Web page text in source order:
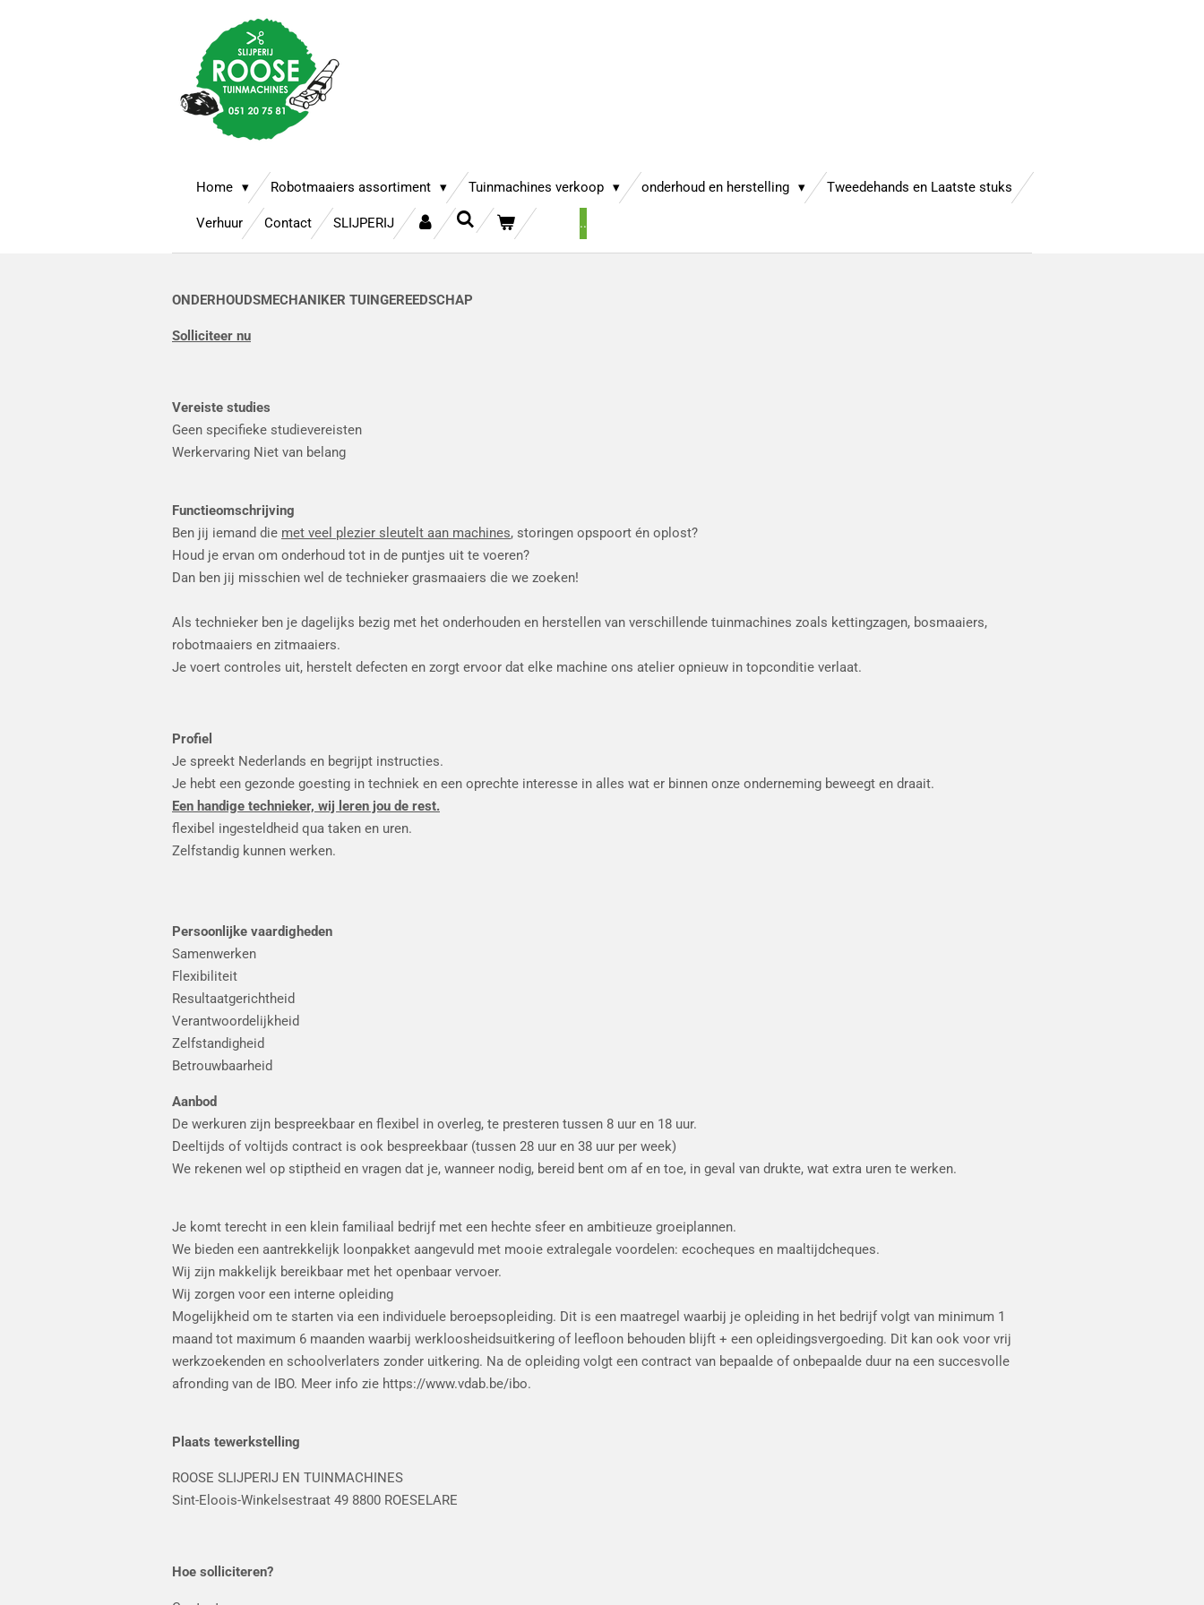
Home Robotmaaiers assortiment Tuinmachines verkoop onderhoud en herstelling Tweedehands en Laatste stuks
Verhuur Contact SLIJPERIJ ..
ONDERHOUDSMECHANIKER TUINGEREEDSCHAP
Solliciteer nu
Vereiste studies
Geen specifieke studievereisten
Werkervaring Niet van belang
Functieomschrijving
Ben jij iemand die met veel plezier sleutelt aan machines, storingen opspoort én oplost?
Houd je ervan om onderhoud tot in de puntjes uit te voeren?
Dan ben jij misschien wel de technieker grasmaaiers die we zoeken!
Als technieker ben je dagelijks bezig met het onderhouden en herstellen van verschillende tuinmachines zoals kettingzagen, bosmaaiers,
robotmaaiers en zitmaaiers.
Je voert controles uit, herstelt defecten en zorgt ervoor dat elke machine ons atelier opnieuw in topconditie verlaat.
Profiel
Je spreekt Nederlands en begrijpt instructies.
Je hebt een gezonde goesting in techniek en een oprechte interesse in alles wat er binnen onze onderneming beweegt en draait.
Een handige technieker, wij leren jou de rest.
flexibel ingesteldheid qua taken en uren.
Zelfstandig kunnen werken.
Persoonlijke vaardigheden
Samenwerken
Flexibiliteit
Resultaatgerichtheid
Verantwoordelijkheid
Zelfstandigheid
Betrouwbaarheid
Aanbod
De werkuren zijn bespreekbaar en flexibel in overleg, te presteren tussen 8 uur en 18 uur.
Deeltijds of voltijds contract is ook bespreekbaar (tussen 28 uur en 38 uur per week)
We rekenen wel op stiptheid en vragen dat je, wanneer nodig, bereid bent om af en toe, in geval van drukte, wat extra uren te werken.
Je komt terecht in een klein familiaal bedrijf met een hechte sfeer en ambitieuze groeiplannen.
We bieden een aantrekkelijk loonpakket aangevuld met mooie extralegale voordelen: ecocheques en maaltijdcheques.
Wij zijn makkelijk bereikbaar met het openbaar vervoer.
Wij zorgen voor een interne opleiding
Mogelijkheid om te starten via een individuele beroepsopleiding. Dit is een maatregel waarbij je opleiding in het bedrijf volgt van minimum 1
maand tot maximum 6 maanden waarbij werkloosheidsuitkering of leefloon behouden blijft + een opleidingsvergoeding. Dit kan ook voor vrij
werkzoekenden en schoolverlaters zonder uitkering. Na de opleiding volgt een contract van bepaalde of onbepaalde duur na een succesvolle
afronding van de IBO. Meer info zie https://www.vdab.be/ibo.
Plaats tewerkstelling
ROOSE SLIJPERIJ EN TUINMACHINES
Sint-Eloois-Winkelsestraat 49 8800 ROESELARE
Hoe solliciteren?